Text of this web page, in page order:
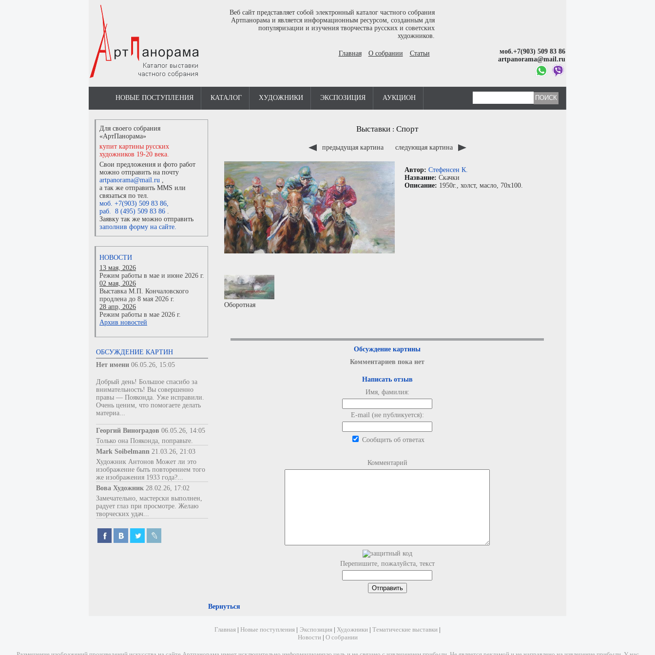
Веб сайт представляет собой электронный каталог частного собрания
Артпанорама и является информационным ресурсом, созданным для
популяризации и изучения творчества русских и советских
художников.
Главная О собрании Статьи
моб.+7(903) 509 83 86
artpanorama@mail.ru
НОВЫЕ ПОСТУПЛЕНИЯ КАТАЛОГ ХУДОЖНИКИ ЭКСПОЗИЦИЯ АУКЦИОН
Для своего собрания
«АртПанорама»
купит картины русских
художников 19-20 века.
Свои предложения и фото работ
можно отправить на почту
artpanorama@mail.ru ,
а так же отправить MMS или
связаться по тел.
моб. +7(903) 509 83 86,
раб. 8 (495) 509 83 86 .
Заявку так же можно отправить
заполнив форму на сайте.
НОВОСТИ
13 мая, 2026
Режим работы в мае и июне 2026 г.
02 мая, 2026
Выставка М.П. Кончаловского
продлена до 8 мая 2026 г.
28 апр, 2026
Режим работы в мае 2026 г.
Архив новостей
ОБСУЖДЕНИЕ КАРТИН
Нет имени 06.05.26, 15:05
Добрый день! Большое спасибо за
внимательность! Вы совершенно
правы — Пояконда. Уже исправили.
Очень ценим, что помогаете делать
материа...
Георгий Виноградов 06.05.26, 14:05
Только она Пояконда, поправьте.
Mark Soibelmann 21.03.26, 21:03
Художник Антонов Может ли это
изображение быть повторением того
же изображения 1933 года?...
Вова Художник 28.02.26, 17:02
Замечательно, мастерски выполнен,
радует глаз при просмотре. Желаю
творческих удач...
Выставки : Спорт
предыдущая картина следующая картина
Автор: Стефенсен К.
Название: Скачки
Описание: 1950г., холст, масло, 70x100.
Оборотная
Обсуждение картины
Комментариев пока нет
Написать отзыв
Имя, фамилия:
E-mail (не публикуется):
Сообщить об ответах
Комментарий
Перепишите, пожалуйста, текст
Вернуться
Главная Новые поступления Экспозиция Художники Тематические выставки
Новости| О собрании